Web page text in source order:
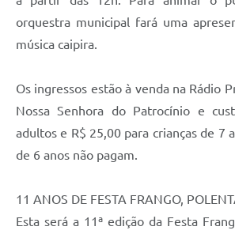
orquestra municipal fará uma
música caipira.
Os ingressos estão à venda na Rádio
Nossa Senhora do Patrocínio e
adultos e R$ 25,00 para crianças de 7
de 6 anos não pagam.
11 ANOS DE FESTA FRANGO,
Esta será a 11ª edição da Festa